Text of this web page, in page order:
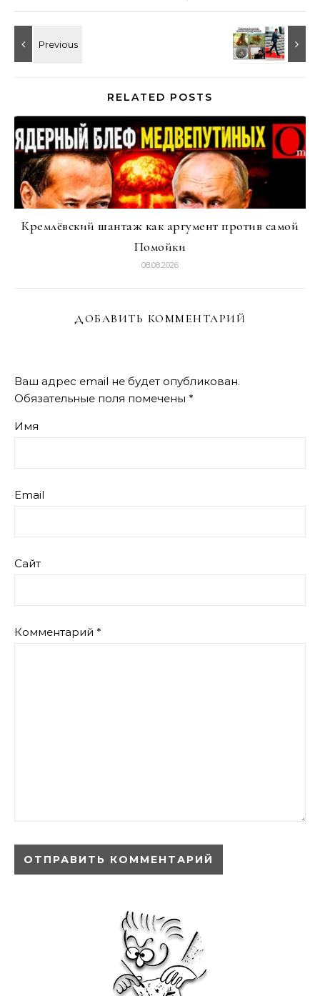
RELATED POSTS
Кремлёвский шантаж как аргумент против самой
Помойки
08.08.2026
ДОБАВИТЬ КОММЕНТАРИЙ
Ваш адрес email не будет опубликован.
Обязательные поля помечены *
Имя
Email
Сайт
Комментарий *